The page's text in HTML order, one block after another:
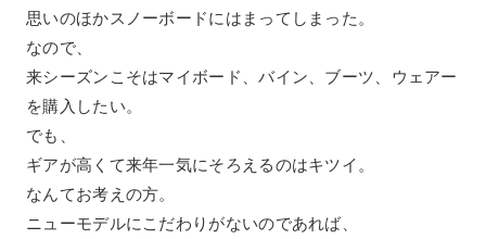
思いのほかスノーボードにはまってしまった。
なので、
来シーズンこそはマイボード、バイン、ブーツ、ウェアー
を購入したい。
でも、
ギアが高くて来年一気にそろえるのはキツイ。
なんてお考えの方。
ニューモデルにこだわりがないのであれば、